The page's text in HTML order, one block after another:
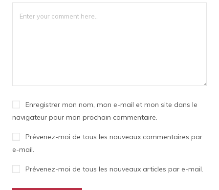
Enregistrer mon nom, mon e-mail et mon site dans le
navigateur pour mon prochain commentaire.
Prévenez-moi de tous les nouveaux commentaires par
e-mail.
Prévenez-moi de tous les nouveaux articles par e-mail.